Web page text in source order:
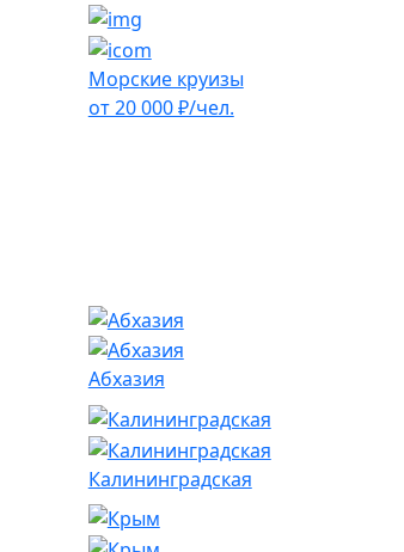
Морские круизы
от 20 000 ₽/чел.
Абхазия
Калининградская